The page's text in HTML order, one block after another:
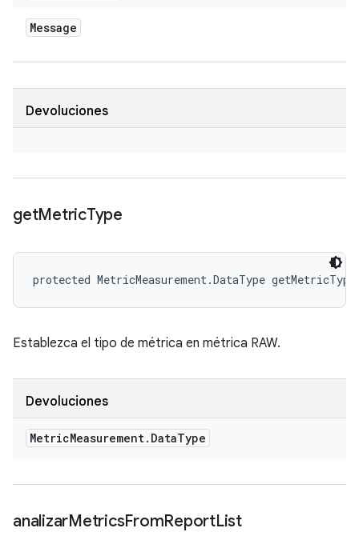
Message
Devoluciones
getMetricType
protected MetricMeasurement.DataType
Establezca el tipo de métrica en métrica RAW.
Devoluciones
MetricMeasurement. DataType
analizarMetricsFromReportList